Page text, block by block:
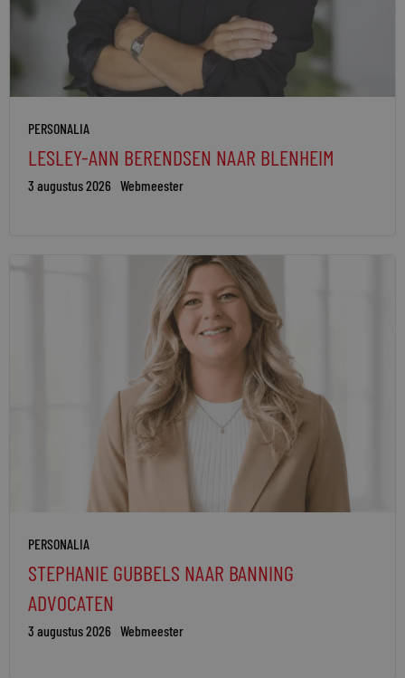
PERSONALIA
LESLEY-ANN BERENDSEN NAAR BLENHEIM
3 augustus 2026 Webmeester
PERSONALIA
STEPHANIE GUBBELS NAAR BANNING
ADVOCATEN
3 augustus 2026 Webmeester